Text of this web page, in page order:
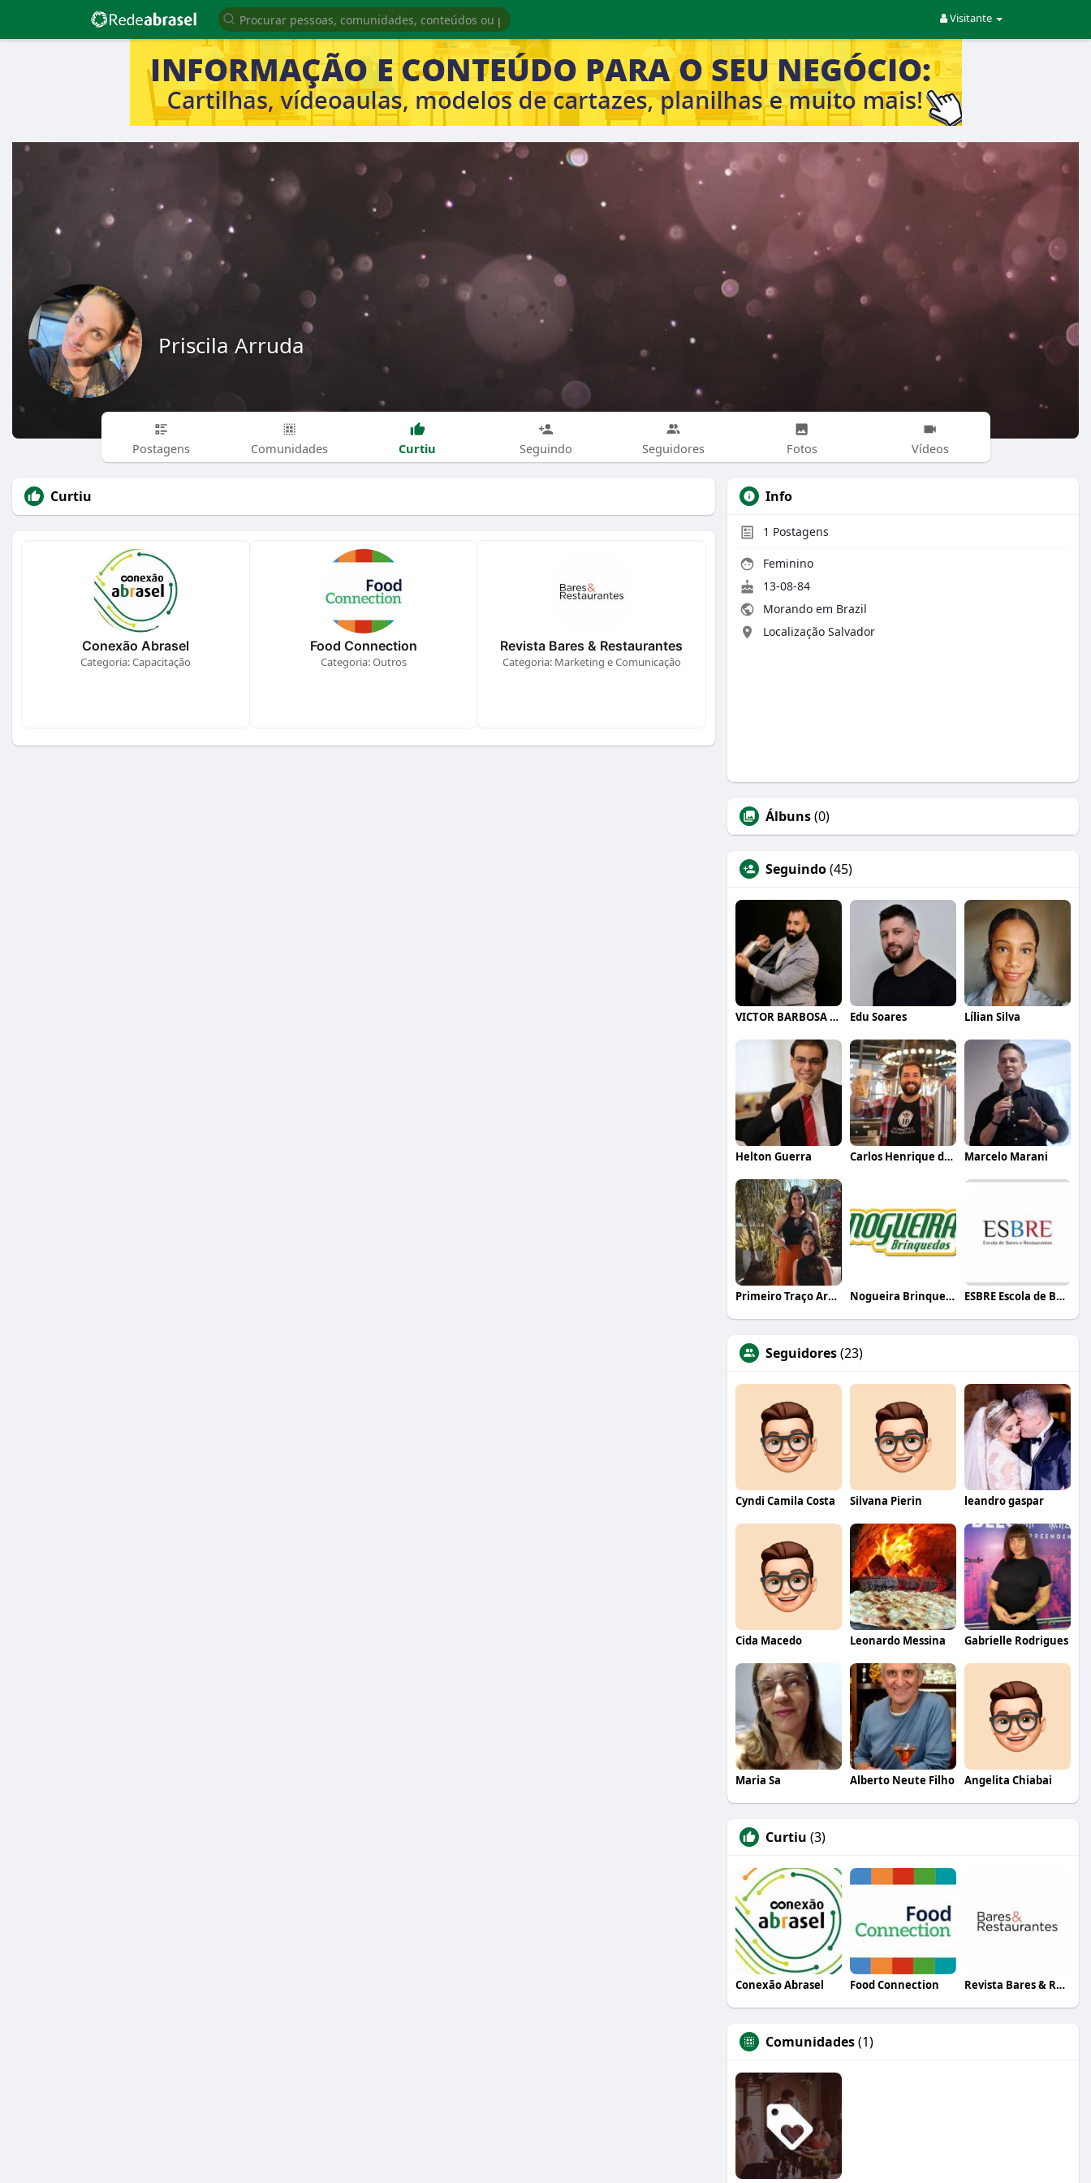
Visitante
Priscila Arruda
Postagens Comunidades Curtiu Seguindo Seguidores Fotos Vídeos
Curtiu
Conexão Abrasel
Categoria: Capacitação
Food Connection
Categoria: Outros
Revista Bares & Restaurantes
Categoria: Marketing e Comunicação
Info
1 Postagens
Feminino
13-08-84
Morando em Brazil
Localização Salvador
Álbuns(0)
Seguindo(45)
VICTOR BARBOSA QUARANTA Edu Soares Lílian Silva
Helton Guerra Carlos Henrique de Faria Vasconcelos Marcelo Marani
Primeiro Traço Arquitetura Nogueira Brinquedos ESBRE Escola de Bares e Restaurantes
Seguidores(23)
Cyndi Camila Costa Silvana Pierin leandro gaspar
Cida Macedo Leonardo Messina Gabrielle Rodrigues
Maria Sa Alberto Neute Filho Angelita Chiabai
Curtiu (3)
Conexão Abrasel Food Connection Revista Bares & Restaurantes
Comunidades(1)